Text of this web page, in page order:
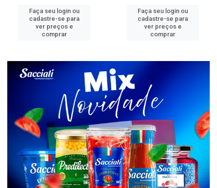
Faça seu login ou
cadastre-se para
ver preços e
comprar
Faça seu login ou
cadastre-se para
ver preços e
comprar